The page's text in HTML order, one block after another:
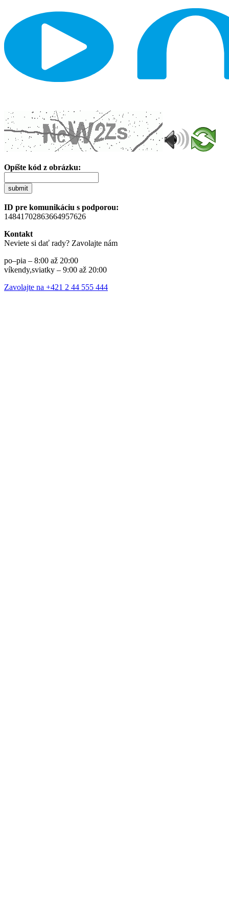
Opíšte kód z obrázku:
submit
ID pre komunikáciu s podporou:
14841702863664957626
Kontakt
Neviete si dať rady? Zavolajte nám
po–pia – 8:00 až 20:00
víkendy,sviatky – 9:00 až 20:00
Zavolajte na +421 2 44 555 444